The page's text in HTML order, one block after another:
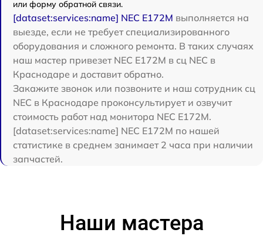
или форму обратной связи.
[dataset:services:name] NEC E172M выполняется на
выезде, если не требует специализированного
оборудования и сложного ремонта. В таких случаях
наш мастер привезет NEC E172M в сц NEC в
Краснодаре и доставит обратно.
Закажите звонок или позвоните и наш сотрудник сц
NEC в Краснодаре проконсультирует и озвучит
стоимость работ над монитора NEC E172M.
[dataset:services:name] NEC E172M по нашей
статистике в среднем занимает 2 часа при наличии
запчастей.
Наши мастера